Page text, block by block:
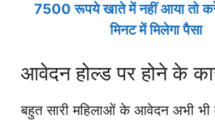
7500 रूपये खाते में नहीं आया तो
मिनट में मिलेगा पैसा
आवेदन होल्ड पर होने के
बहुत सारी महिलाओं के आवेदन अभी भी